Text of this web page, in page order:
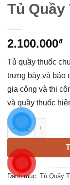
Tủ Quầy
2.100.000₫
Tủ quầy thuốc
trưng bày và bảo
gia công và thi
và quầy thuốc
Tủ Quầy Thuốc
Danh mục: Tủ Quầy